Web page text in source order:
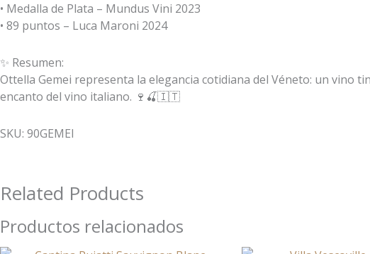
• Medalla de Plata – Mundus Vini 2023
• 89 puntos – Luca Maroni 2024
✨ Resumen:
Ottella Gemei representa la elegancia cotidiana del Véneto: un vino
encanto del vino italiano. 🍷🍒🇮🇹
SKU: 90GEMEI
Related Products
Productos relacionados